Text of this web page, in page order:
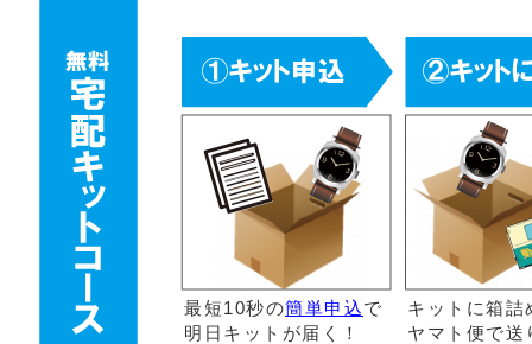
最短10秒の簡単申込で
明日キットが届く！
キットに箱詰
ヤマト便で送